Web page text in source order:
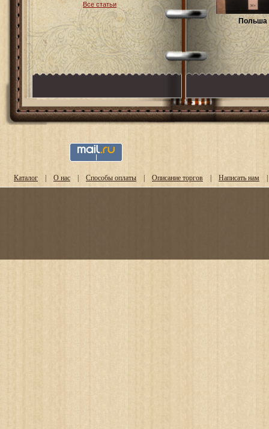
Все статьи
Польша
Каталог | О нас | Способы оплаты | Описание торгов | Написать нам |